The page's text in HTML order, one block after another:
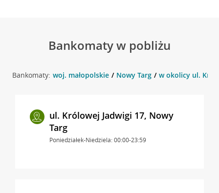
Bankomaty w pobliżu
Bankomaty: woj. małopolskie Nowy Targ w okolicy ul.
ul. Królowej Jadwigi 17, Nowy
Targ
Poniedziałek-Niedziela: 00:00-23:59